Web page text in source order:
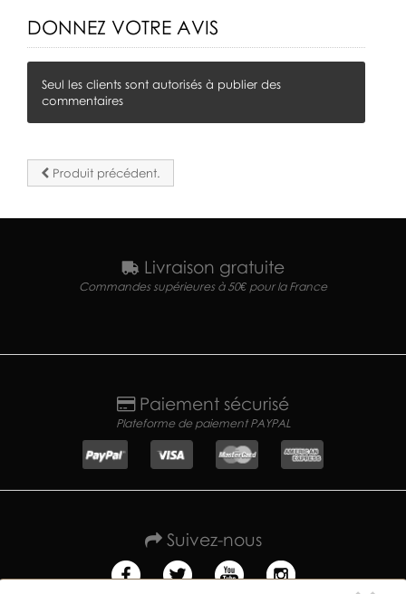
DONNEZ VOTRE AVIS
Seul les clients sont autorisés à publier des
commentaires
Produit précédent.
Livraison gratuite
Commandes supérieures à 50€ pour la France
Paiement sécurisé
Plateforme de paiement PAYPAL
Suivez-nous